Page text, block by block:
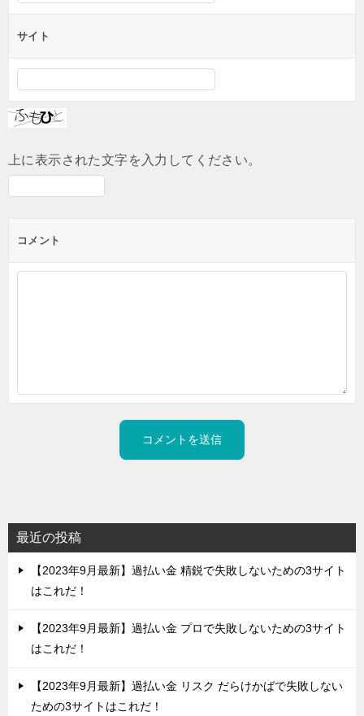
サイト
上に表示された文字を入力してください。
コメント
最近の投稿
【2023年9月最新】過払い金 精鋭で失敗しないための3サイト
はこれだ！
【2023年9月最新】過払い金 プロで失敗しないための3サイト
はこれだ！
【2023年9月最新】過払い金 リスク だらけかばで失敗しない
ための3サイトはこれだ！